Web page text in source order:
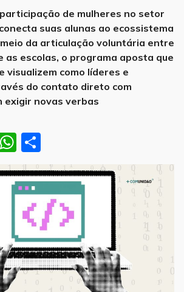
de mulheres no setor
suas alunas ao ecossistema
da articulação voluntária entre
as escolas, o programa aposta que
visualizem como líderes e
do contato direto com
exigir novas verbas
m
W
h
at
s
A
p
p
h
ar
e